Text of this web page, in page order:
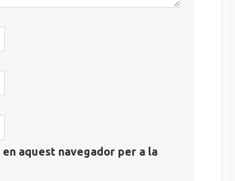
aquest navegador per a la